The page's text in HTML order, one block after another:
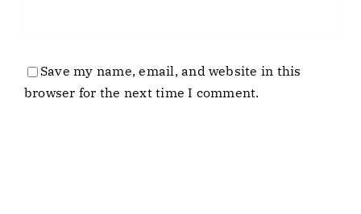
Save my name, email, and website in this
browser for the next time I comment.